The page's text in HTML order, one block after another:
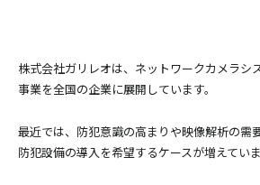
株式会社ガリレオは、ネットワークカメラシ
事業を全国の企業に展開しています。
最近では、防犯意識の高まりや映像解析の需
防犯設備の導入を希望するケースが増えていま